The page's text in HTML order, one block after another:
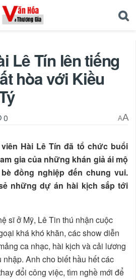
Lê Tín lên tiếng
hòa với Kiều
0 AA
Hài Lê Tín đã tổ chức buổi
gia của những khán giả ái mộ
đồng nghiệp đến chung vui.
những dự án hài kịch sắp tới
sĩ ở Mỹ, Lê Tin thú nhận cuộc
khá khó khăn, các show diễn
ca nhạc, hài kịch và cải lương
Anh cho biết hầu hết các
đổi công việc, tìm nghề mới để